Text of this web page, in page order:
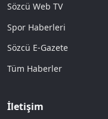
Sözcü Web TV
Spor Haberleri
Sözcü E-Gazete
Tüm Haberler
İletişim